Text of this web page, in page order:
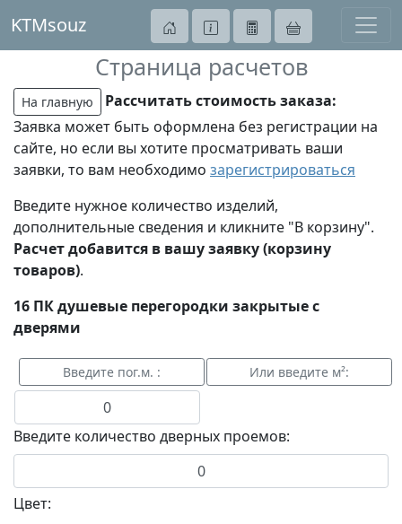
KTMsouz
Страница расчетов
На главную
Рассчитать стоимость заказа:
Заявка может быть оформлена без регистрации на
сайте, но если вы хотите просматривать ваши
заявки, то вам необходимо зарегистрироваться
Введите нужное количество изделий,
дополнительные сведения и кликните "В корзину".
Расчет добавится в вашу заявку (корзину
товаров).
16 ПК душевые перегородки закрытые с
дверями
Введите количество дверных проемов:
Цвет: